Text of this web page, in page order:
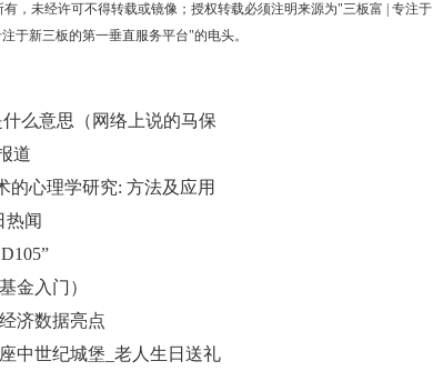
，未经许可不得转载或镜像；授权转载必须注明来源为"三板富 | 专注于
于新三板的第一垂直服务平台"的电头。
么意思（网络上说的马保
道
的心理学研究: 方法及应用
热闻
金入门）
济数据亮点
中世纪城堡_老人生日送礼